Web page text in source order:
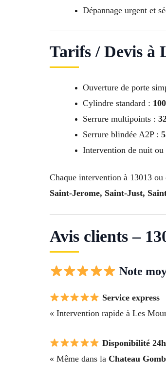
Dépannage urgent et
Tarifs / Devis à
Ouverture de porte
Cylindre standard :
Serrure multipoints :
Serrure blindée A2P :
Intervention de nuit ou
Chaque intervention à 13013 ou
Saint-Jerome, Saint-Just,
Avis clients –
Note
Service express
« Intervention rapide à Les
Disponibilité
« Même dans la Chateau